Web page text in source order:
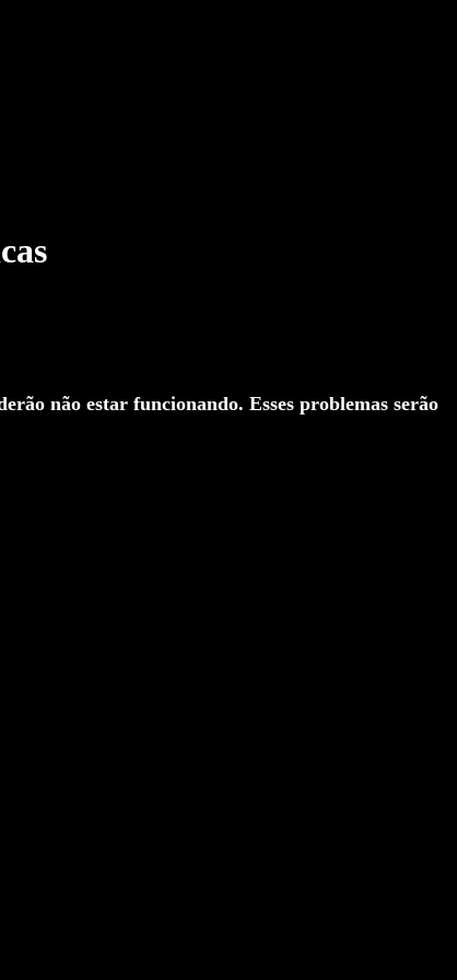
não estar funcionando. Esses problemas serão